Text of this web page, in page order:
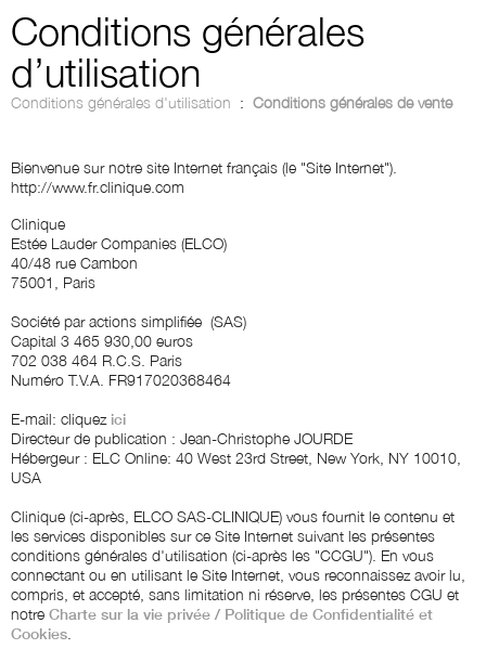
Conditions générales
d’utilisation
Conditions générales d'utilisation : Conditions générales de vente
Bienvenue sur notre site Internet français (le "Site Internet").
http://www.fr.clinique.com
Clinique
Estée Lauder Companies (ELCO)
40/48 rue Cambon
75001, Paris
Société par actions simplifiée (SAS)
Capital 3 465 930,00 euros
702 038 464 R.C.S. Paris
Numéro T.V.A. FR917020368464
E-mail: cliquez ici
Directeur de publication : Jean-Christophe JOURDE
Hébergeur : ELC Online: 40 West 23rd Street, New York, NY 10010,
USA
Clinique (ci-après, ELCO SAS-CLINIQUE) vous fournit le contenu et
les services disponibles sur ce Site Internet suivant les présentes
conditions générales d'utilisation (ci-après les "CCGU"). En vous
connectant ou en utilisant le Site Internet, vous reconnaissez avoir lu,
compris, et accepté, sans limitation ni réserve, les présentes CGU et
notre Charte sur la vie privée / Politique de Confidentialité et
Cookies